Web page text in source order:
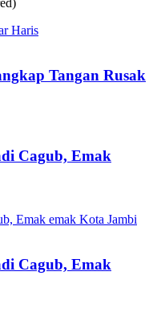
Haris
Tangan Rusak
Cagub, Emak
Cagub, Emak